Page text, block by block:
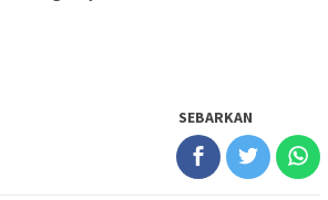
SEBARKAN